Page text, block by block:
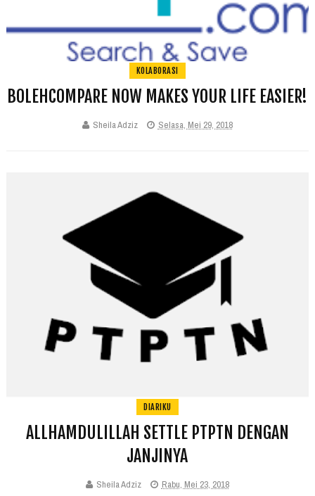
KOLABORASI
BOLEHCOMPARE NOW MAKES YOUR LIFE EASIER!
Sheila Adziz Selasa, Mei 29, 2018
DIARIKU
ALLHAMDULILLAH SETTLE PTPTN DENGAN
JANJINYA
Sheila Adziz Rabu, Mei 23, 2018